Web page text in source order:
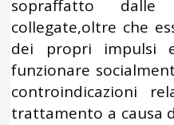
sopraffatto
collegate,oltre che
dei propri impulsi
funzionare
controindicazioni
trattamento a causa